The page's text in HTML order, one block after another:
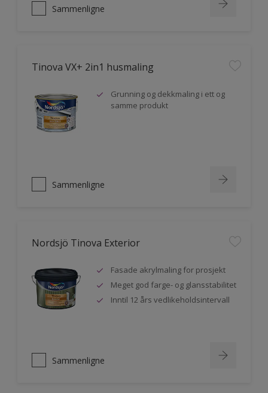
Sammenligne
Tinova VX+ 2in1 husmaling
Grunning og dekkmaling i ett og
samme produkt
Sammenligne
Nordsjö Tinova Exterior
Fasade akrylmaling for prosjekt
Meget god farge- og glansstabilitet
Inntil 12 års vedlikeholdsintervall
Sammenligne